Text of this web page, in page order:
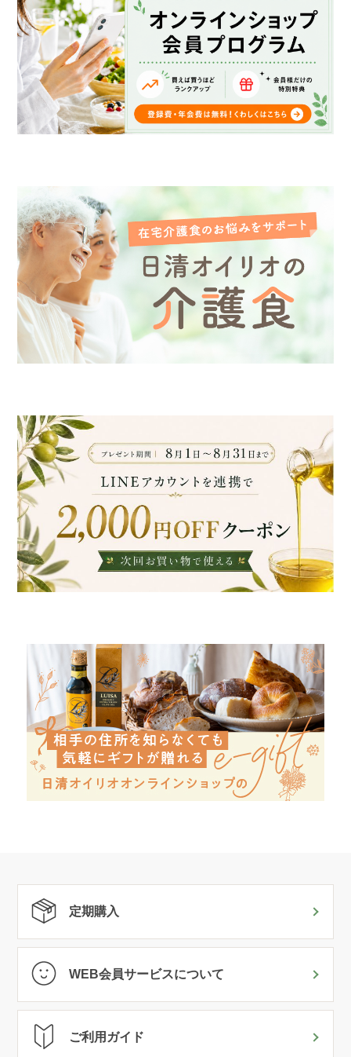
定期購入
WEB会員サービスについて
ご利用ガイド